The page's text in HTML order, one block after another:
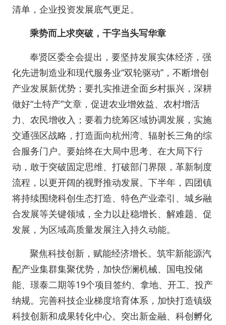
清单，企业投资发展底气更足。
乘势而上求突破，干字当头写华章
奉贤区委全会提出，要坚持发展实体经济，强
化先进制造业和现代服务业“双轮驱动”，不断增创
产业发展新优势；要扎实推进全面乡村振兴，深耕
做好“土特产”文章，促进农业增效益、农村增活
力、农民增收入；要着力统筹区域协调发展，实施
交通强区战略，打造面向杭州湾、辐射长三角的综
合服务门户。要始终在大局中思考、在大局下行
动，敢于突破固定思维、打破部门界限，革新制度
流程，以更开阔的视野推动发展。下半年，四团镇
将持续围绕科创生态打造、特色产业牵引、城乡融
合发展等关键领域，全力以赴稳增长、解难题、促
发展，为区域高质量发展注入持久动能。
聚焦科技创新，赋能经济增长。筑牢新能源汽
配产业集群集聚优势，加快岱澜机械、国电投储
能、璟泰二期等19个项目签约、拿地、开工、投产
纳规。完善科技企业梯度培育体系，加快打造镇级
科技创新和成果转化中心。突出新金融、科创孵化